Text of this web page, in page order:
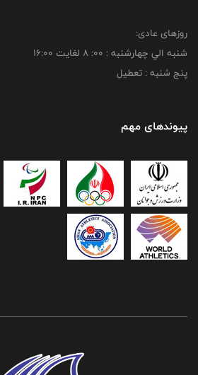
روزهای عادی:
شنبه الي چهارشنبه : 00: 8 لغايت 16:00
پنج شنبه : تعطیل
پیوندهای مهم